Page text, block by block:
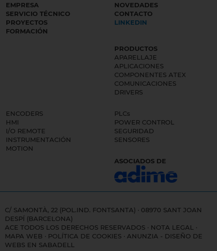
EMPRESA
SERVICIO TÉCNICO
PROYECTOS
FORMACIÓN
NOVEDADES
CONTACTO
LINKEDIN
PRODUCTOS
APARELLAJE
APLICACIONES
COMPONENTES ATEX
COMUNICACIONES
DRIVERS
ENCODERS
HMI
I/O REMOTE
INSTRUMENTACIÓN
MOTION
PLCs
POWER CONTROL
SEGURIDAD
SENSORES
ASOCIADOS DE
C/ SAMONTÀ, 22 (POL.IND. FONTSANTA) · 08970 SANT JOAN
DESPÍ (BARCELONA)
ACE TODOS LOS DERECHOS RESERVADOS · NOTA LEGAL ·
MAPA WEB · POLÍTICA DE COOKIES · ANUNZIA - DISEÑO DE
WEBS EN SABADELL